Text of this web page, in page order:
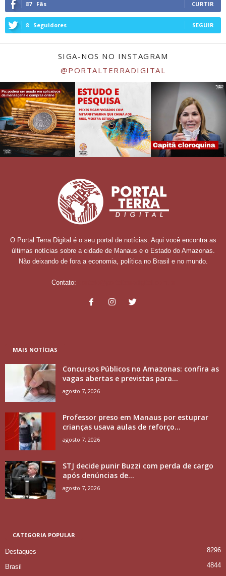
87 Fãs CURTIR
8 Seguidores SEGUIR
SIGA-NOS NO INSTAGRAM
@PORTALTERRADIGITAL
O Portal Terra Digital é o seu portal de notícias. Aqui você encontra as
últimas notícias sobre a cidade de Manaus e o Estado do Amazonas.
Não deixando de fora a economia, política no Brasil e no mundo.
Contato:
MAIS NOTÍCIAS
Concursos Públicos no Amazonas: confira as
vagas abertas e previstas para...
agosto 7, 2026
Professor preso em Manaus por estuprar
crianças usava aulas de reforço...
agosto 7, 2026
STJ decide punir Buzzi com perda de cargo
após denúncias de...
agosto 7, 2026
CATEGORIA POPULAR
Destaques 8296
Brasil 4844